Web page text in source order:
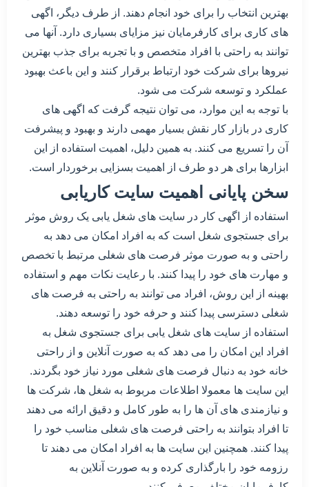
بهترین انتخاب را برای خود انجام دهند. از طرف دیگر، اگهی
های کاری برای کارفرمایان نیز مزایای بسیاری دارد. آنها می
توانند به راحتی با افراد متخصص و با تجربه برای جذب بهترین
نیروها برای شرکت خود ارتباط برقرار کنند و این باعث بهبود
عملکرد و توسعه شرکت می شود.
با توجه به این موارد، می توان نتیجه گرفت که اگهی های
کاری در بازار کار نقش بسیار مهمی دارند و بهبود و پیشرفت
آن را تسریع می کنند. به همین دلیل، اهمیت استفاده از این
ابزارها برای هر دو طرف از اهمیت بسزایی برخوردار است.
سخن پایانی اهمیت سایت کاریابی
استفاده از اگهی کار در سایت های شغل یابی یک روش موثر
برای جستجوی شغل است که به افراد امکان می دهد به
راحتی و به صورت موثر فرصت های شغلی مرتبط با تخصص
و مهارت های خود را پیدا کنند. با رعایت نکات مهم و استفاده
بهینه از این روش، افراد می توانند به راحتی به فرصت های
شغلی دسترسی پیدا کنند و حرفه خود را توسعه دهند.
استفاده از سایت های شغل یابی برای جستجوی شغل به
افراد این امکان را می دهد که به صورت آنلاین و از راحتی
خانه خود به دنبال فرصت های شغلی مورد نیاز خود بگردند.
این سایت ها معمولا اطلاعات مربوط به شغل ها، شرکت ها
و نیازمندی های آن ها را به طور کامل و دقیق ارائه می دهند
تا افراد بتوانند به راحتی فرصت های شغلی مناسب خود را
پیدا کنند. همچنین این سایت ها به افراد امکان می دهند تا
رزومه خود را بارگذاری کرده و به صورت آنلاین به